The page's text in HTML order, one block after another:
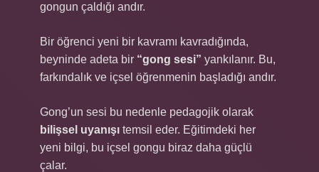
gongun çaldığı andır.
Bir öğrenci yeni bir kavramı kavradığında,
beyninde adeta bir “gong sesi” yankılanır. Bu,
farkındalık ve içsel öğrenmenin başladığı andır.
Gong’un sesi bu nedenle pedagojik olarak
bilişsel uyanışı temsil eder. Eğitimdeki her
yeni bilgi, bu içsel gongu biraz daha güçlü
çalar.